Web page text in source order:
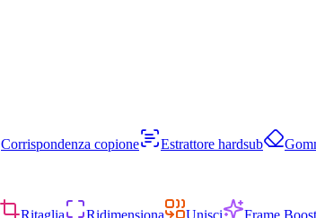
Corrispondenza copione Estrattore hardsub
Ritaglia Ridimensiona Unisci Frame Boost